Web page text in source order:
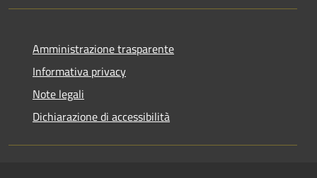
Amministrazione trasparente
Informativa privacy
Note legali
Dichiarazione di accessibilità